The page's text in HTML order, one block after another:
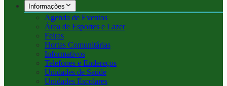
Informações
Agenda de Eventos
Área de Esportes e Lazer
Feiras
Hortas Comunitárias
Informativos
Telefones e Endereços
Unidades de Saúde
Unidades Escolares